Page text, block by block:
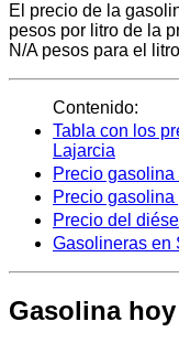
El precio de la
pesos por litro de la
N/A pesos para el
Contenido:
Tabla con los
Lajarcia
Precio
Precio
Precio del
Gasolineras en
Gasolina